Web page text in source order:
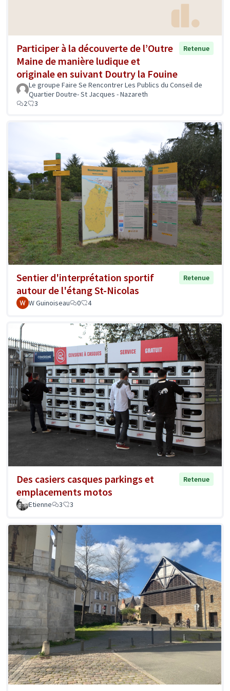
Participer à la découverte de l’Outre
Maine de manière ludique et
originale en suivant Doutry la Fouine
Retenue
Le groupe Faire Se Rencontrer Les Publics du Conseil de
Quartier Doutre- St Jacques - Nazareth
2
3
Sentier d'interprétation sportif
autour de l'étang St-Nicolas
Retenue
W Guinoiseau 0 4
Des casiers casques parkings et
emplacements motos
Retenue
Etienne 3 3